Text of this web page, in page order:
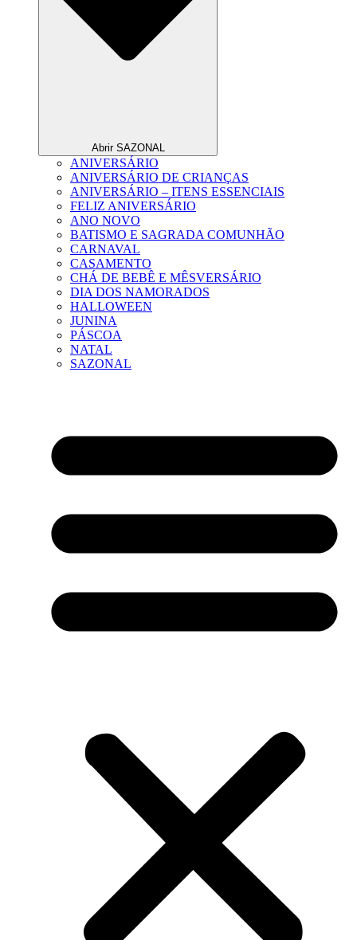
Abrir SAZONAL
ANIVERSÁRIO
ANIVERSÁRIO DE CRIANÇAS
ANIVERSÁRIO – ITENS ESSENCIAIS
FELIZ ANIVERSÁRIO
ANO NOVO
BATISMO E SAGRADA COMUNHÃO
CARNAVAL
CASAMENTO
CHÁ DE BEBÊ E MÊSVERSÁRIO
DIA DOS NAMORADOS
HALLOWEEN
JUNINA
PÁSCOA
NATAL
SAZONAL